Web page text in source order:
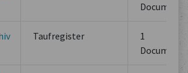
Documents
Taufregister
1
Documents